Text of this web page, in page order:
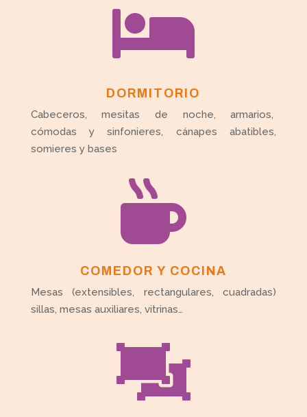

DORMITORIO
Cabeceros, mesitas de noche, armarios,
cómodas y sinfonieres, cánapes abatibles,
somieres y bases

COMEDOR Y COCINA
Mesas (extensibles, rectangulares, cuadradas)
sillas, mesas auxiliares, vitrinas…
